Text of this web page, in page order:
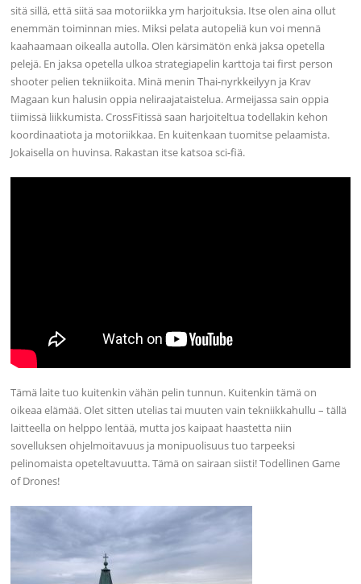
sitä sillä, että siitä saa motoriikka ym harjoituksia. Itse olen aina ollut
enemmän toiminnan mies. Miksi pelata autopeliä kun voi mennä
kaahaamaan oikealla autolla. Olen kärsimätön enkä jaksa opetella
pelejä. En jaksa opetella ulkoa strategiapelin karttoja tai first person
shooter pelien tekniikoita. Minä menin Thai-nyrkkeilyyn ja Krav
Magaan kun halusin oppia neliraajataistelua. Armeijassa sain oppia
tiimissä liikkumista. CrossFitissä saan harjoiteltua todellakin kehon
koordinaatiota ja motoriikkaa. En kuitenkaan tuomitse pelaamista.
Jokaisella on huvinsa. Rakastan itse katsoa sci-fiä.
Tämä laite tuo kuitenkin vähän pelin tunnun. Kuitenkin tämä on
oikeaa elämää. Olet sitten utelias tai muuten vain tekniikkahullu – tällä
laitteella on helppo lentää, mutta jos kaipaat haastetta niin
sovelluksen ohjelmoitavuus ja monipuolisuus tuo tarpeeksi
pelinomaista opeteltavuutta. Tämä on sairaan siisti! Todellinen Game
of Drones!